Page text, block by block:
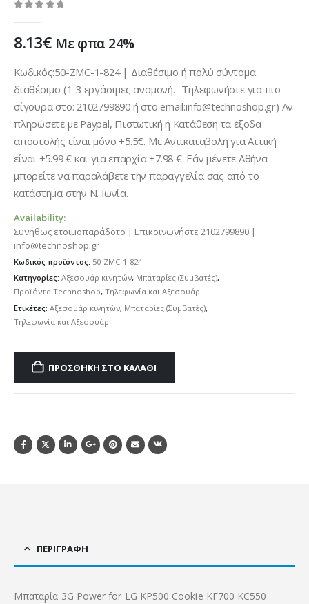
8.13€ Με φπα 24%
Κωδικός:50-ZMC-1-824 | Διαθέσιμο ή πολύ σύντομα
διαθέσιμο (1-3 εργάσιμες αναμονή.- Τηλεφωνήστε για πιο
σίγουρα στο: 2102799890 ή στο email:info@technoshop.gr) Αν
πληρώσετε με Paypal, Πιστωτική ή Κατάθεση τα έξοδα
αποστολής είναι μόνο +5.5€. Με Αντικαταβολή για Αττική
είναι +5.99 € και για επαρχία +7.98 €. Εάν μένετε Αθήνα
μπορείτε να παραλάβετε την παραγγελία σας από το
κατάστημα στην Ν. Ιωνία.
Availability:
Συνήθως ετοιμοπαράδοτο | Επικοινωνήστε 2102799890 |
info@technoshop.gr
Κωδικός προϊόντος: 50-ZMC-1-824
Κατηγορίες: Αξεσουάρ κινητών, Μπαταρίες (Συμβατές),
Προϊόντα Technoshop, Τηλεφωνία και Αξεσουάρ
Ετικέτες: Αξεσουάρ κινητών, Μπαταρίες (Συμβατές),
Τηλεφωνία και Αξεσουάρ
ΠΡΟΣΘΉΚΗ ΣΤΟ ΚΑΛΆΘΙ
ΠΕΡΙΓΡΑΦΉ
Μπαταρία 3G Power for LG KP500 Cookie KF700 KC550